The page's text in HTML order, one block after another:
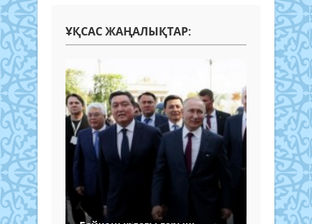
ҰҚСАС ЖАҢАЛЫҚТАР: